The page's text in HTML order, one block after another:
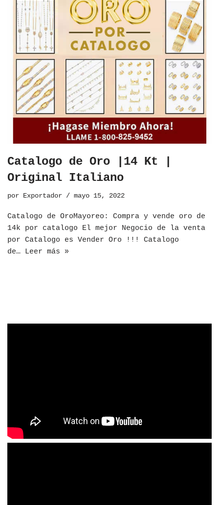
Catalogo de Oro |14 Kt |
Original Italiano
por Exportador mayo 15, 2022
​Catalogo de OroMayoreo: Compra y vende oro de
14k por catalogo El mejor Negocio de la venta
por Catalogo es Vender Oro !!! Catalogo
de… Leer más »